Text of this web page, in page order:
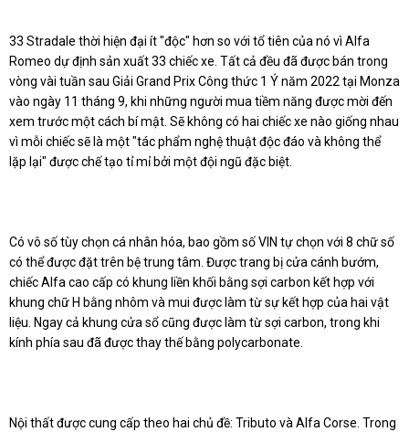
33 Stradale thời hiện đại ít "độc" hơn so với tổ tiên của nó vì Alfa
Romeo dự định sản xuất 33 chiếc xe. Tất cả đều đã được bán trong
vòng vài tuần sau Giải Grand Prix Công thức 1 Ý năm 2022 tại Monza
vào ngày 11 tháng 9, khi những người mua tiềm năng được mời đến
xem trước một cách bí mật. Sẽ không có hai chiếc xe nào giống nhau
vì mỗi chiếc sẽ là một "tác phẩm nghệ thuật độc đáo và không thể
lặp lại" được chế tạo tỉ mỉ bởi một đội ngũ đặc biệt.
Có vô số tùy chọn cá nhân hóa, bao gồm số VIN tự chọn với 8 chữ số
có thể được đặt trên bệ trung tâm. Được trang bị cửa cánh bướm,
chiếc Alfa cao cấp có khung liền khối bằng sợi carbon kết hợp với
khung chữ H bằng nhôm và mui được làm từ sự kết hợp của hai vật
liệu. Ngay cả khung cửa sổ cũng được làm từ sợi carbon, trong khi
kính phía sau đã được thay thế bằng polycarbonate.
Nội thất được cung cấp theo hai chủ đề: Tributo và Alfa Corse. Trong